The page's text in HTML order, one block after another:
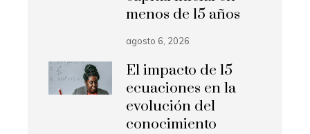
menos de 15 años
agosto 6, 2026
El impacto de 15
ecuaciones en la
evolución del
conocimiento